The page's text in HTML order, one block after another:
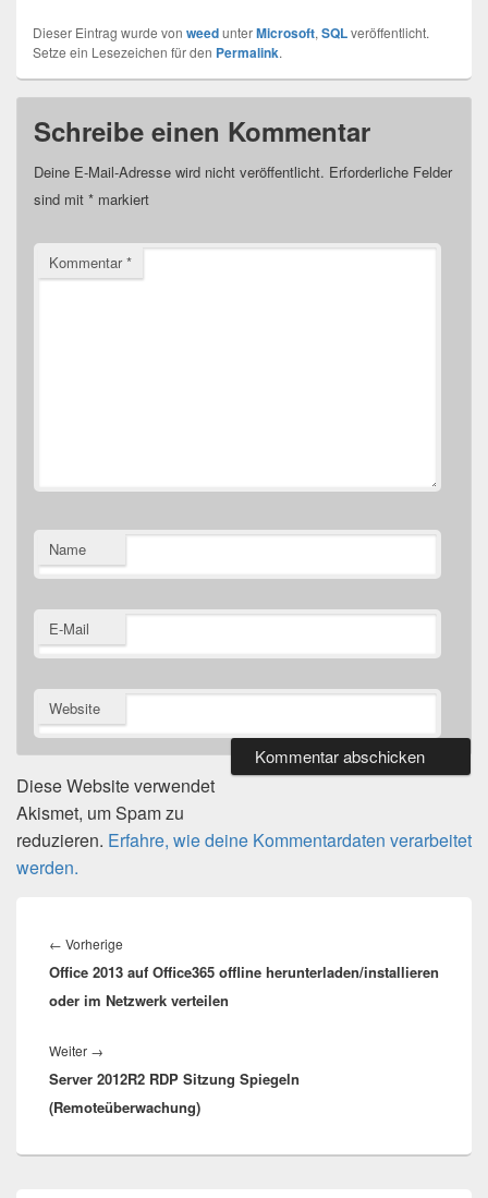
Dieser Eintrag wurde von weedunterMicrosoft, SQLveröffentlicht.
Setze ein Lesezeichen für den Permalink.
Schreibe einen Kommentar
Deine E-Mail-Adresse wird nicht veröffentlicht. Erforderliche Felder
sind mit * markiert
Kommentar*
Name
E-Mail
Website
Diese Website verwendet
Akismet, um Spam zu
reduzieren. Erfahre, wie deine Kommentardaten verarbeitet
werden.
← Vorherige
Beitrag:
Office 2013 auf Office365 offline herunterladen/installieren
oder im Netzwerk verteilen
Weiter →
Beitrag:
Server 2012R2 RDP Sitzung Spiegeln
(Remoteüberwachung)